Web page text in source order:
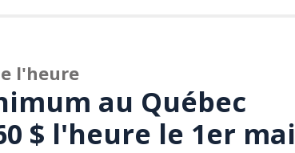
l'heure
au Québec
$ l'heure le 1er mai